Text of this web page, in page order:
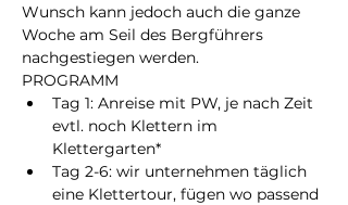
Wunsch kann jedoch auch die ganze
Woche am Seil des Bergführers
nachgestiegen werden.
PROGRAMM
Tag 1: Anreise mit PW, je nach Zeit
evtl. noch Klettern im
Klettergarten*
Tag 2-6: wir unternehmen täglich
eine Klettertour, fügen wo passend